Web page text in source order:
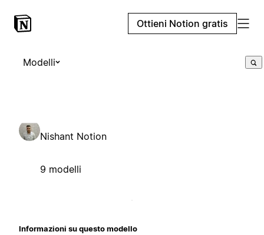
Ottieni Notion gratis
Modelli
Nishant Notion
9 modelli
Informazioni su questo modello